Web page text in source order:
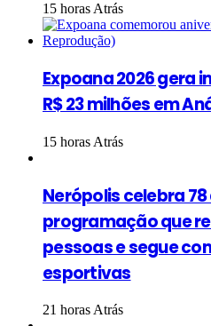
15 horas Atrás
Expoana 2026 gera
R$ 23 milhões em
15 horas Atrás
Nerópolis celebra
programação que
pessoas e segue
esportivas
21 horas Atrás